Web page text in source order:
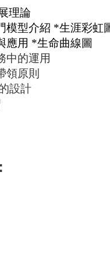
理論
模型介紹 *生涯彩虹
應用 *生命曲線圖
中的運用
領原則
設計